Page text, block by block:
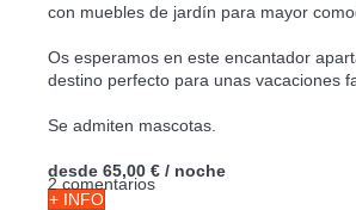
con muebles de jardín para mayor
Os esperamos en este encantador
destino perfecto para unas vacaciones
Se admiten mascotas.
2 comentarios
desde 65,00 € / noche
+ INFO